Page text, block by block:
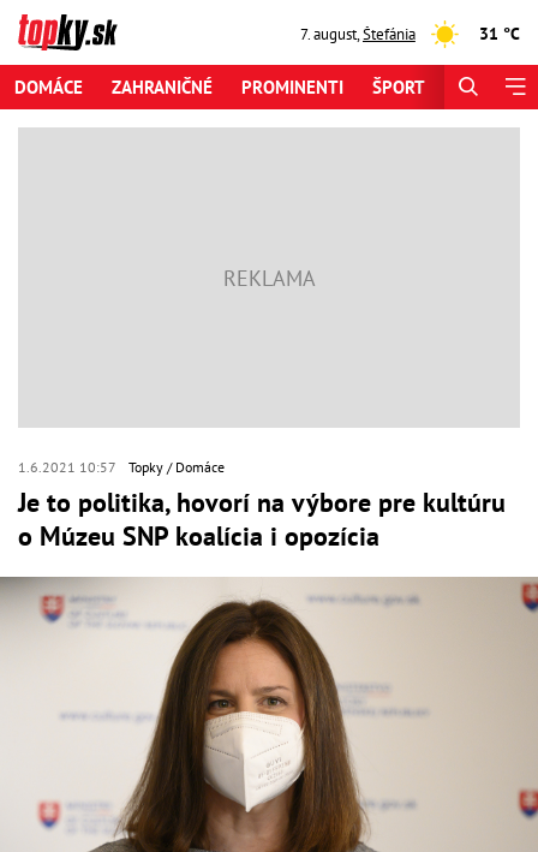
7. august,Štefánia 31 °C
DOMÁCE ZAHRANIČNÉ PROMINENTI ŠPORT
1.6.2021 10:57 Topky Domáce
Je to politika, hovorí na výbore pre kultúru
o Múzeu SNP koalícia i opozícia